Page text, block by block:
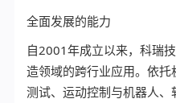
全面发展的能力
自2001年成立以来，科瑞
造领域的跨行业应用。依
测试、运动控制与机器人